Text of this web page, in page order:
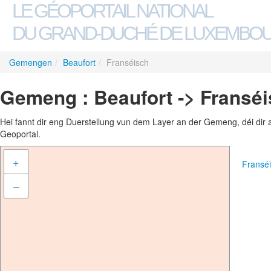
LE GÉOPORTAIL NATIONAL
DU GRAND-DUCHÉ DE
Gemengen / Beaufort / Franséisch
Gemeng : Beaufort ->
Hei fannt dir eng Duerstellung vun dem Layer an der Gemeng, déi
Geoportal.
+
–